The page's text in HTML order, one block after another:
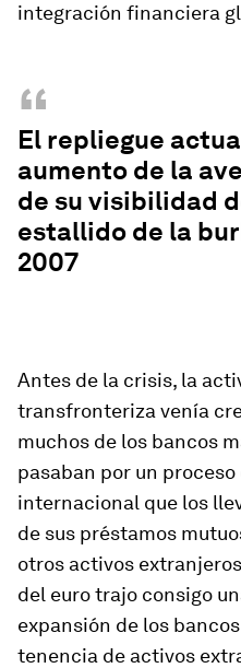
integración financiera
“
El repliegue
aumento de la
de su visibilidad
estallido de la
2007
Antes de la crisis, la
transfronteriza venía
muchos de los bancos
pasaban por un proceso
internacional que los
de sus préstamos
otros activos
del euro trajo consigo
expansión de los
tenencia de activos